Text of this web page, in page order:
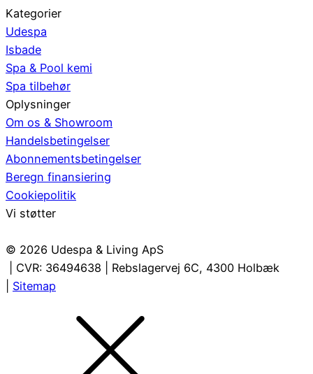
Kategorier
Udespa
Isbade
Spa & Pool kemi
Spa tilbehør
Oplysninger
Om os & Showroom
Handelsbetingelser
Abonnementsbetingelser
Beregn finansiering
Cookiepolitik
Vi støtter
© 2026 Udespa & Living ApS
| CVR: 36494638 | Rebslagervej 6C, 4300 Holbæk
Sitemap